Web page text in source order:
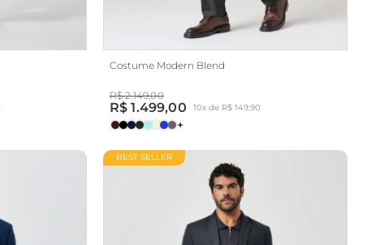
Costume Modern Blend
R$ 2.149,00
R$ 1.499,00 10x de R$ 149,90
+
BEST SELLER